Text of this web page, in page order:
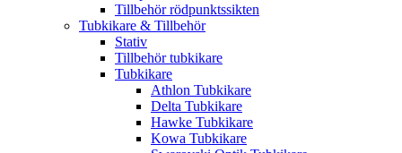
Tillbehör rödpunktssikten
Tubkikare & Tillbehör
Stativ
Tillbehör tubkikare
Tubkikare
Athlon Tubkikare
Delta Tubkikare
Hawke Tubkikare
Kowa Tubkikare